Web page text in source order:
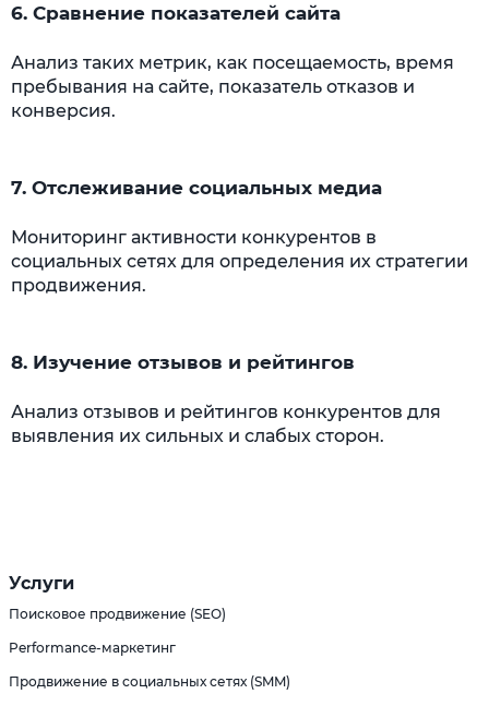
6. Сравнение показателей сайта
Анализ таких метрик, как посещаемость, время
пребывания на сайте, показатель отказов и
конверсия.
7. Отслеживание социальных медиа
Мониторинг активности конкурентов в
социальных сетях для определения их стратегии
продвижения.
8. Изучение отзывов и рейтингов
Анализ отзывов и рейтингов конкурентов для
выявления их сильных и слабых сторон.
Услуги
Поисковое продвижение (SEO)
Performance-маркетинг
Продвижение в социальных сетях (SMM)